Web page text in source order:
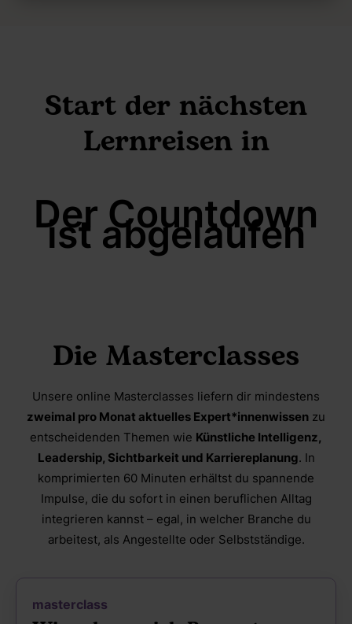
Start der nächsten
Lernreisen in
Der Countdown
ist abgelaufen
Die Masterclasses
Unsere online Masterclasses liefern dir mindestens
zweimal pro Monat aktuelles Expert*innenwissen zu
entscheidenden Themen wie Künstliche Intelligenz,
Leadership, Sichtbarkeit und Karriereplanung. In
komprimierten 60 Minuten erhältst du spannende
Impulse, die du sofort in einen beruflichen Alltag
integrieren kannst – egal, in welcher Branche du
arbeitest, als Angestellte oder Selbstständige.
masterclass